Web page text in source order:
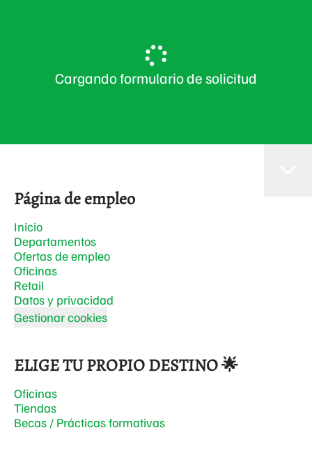
Cargando formulario de solicitud
Página de empleo
Inicio
Departamentos
Ofertas de empleo
Oficinas
Retail
Datos y privacidad
Gestionar cookies
ELIGE TU PROPIO DESTINO 🌟
Oficinas
Tiendas
Becas / Prácticas formativas